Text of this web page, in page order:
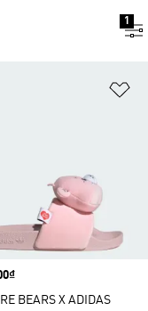
1
BEARS X ADIDAS